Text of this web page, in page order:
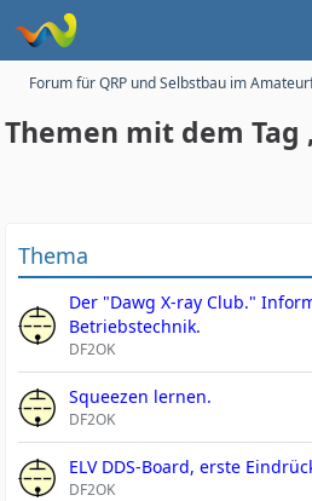
Forum für QRP und Selbstbau im
Themen mit dem Tag
Thema
Der "Dawg X-ray Club."
Betriebstechnik.
DF2OK
Squeezen lernen.
DF2OK
ELV DDS-Board, erste
DF2OK